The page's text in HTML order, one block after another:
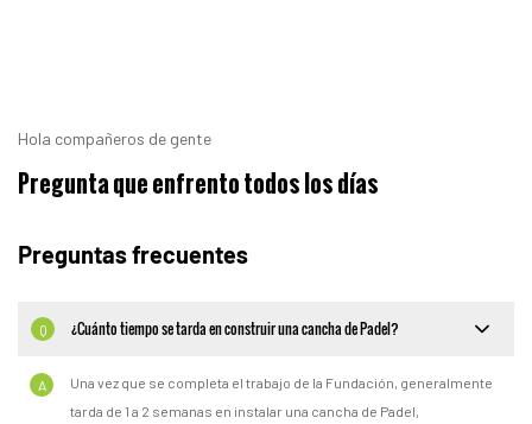
Hola compañeros de gente
Pregunta que enfrento todos los días
Preguntas frecuentes
Q ¿Cuánto tiempo se tarda en construir una cancha de Padel?
A
Una vez que se completa el trabajo de la Fundación, generalmente
tarda de 1 a 2 semanas en instalar una cancha de Padel,